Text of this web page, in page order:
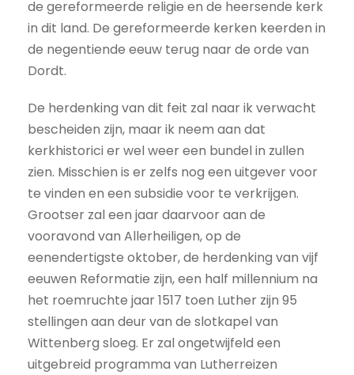
de gereformeerde religie en de heersende kerk
in dit land. De gereformeerde kerken keerden in
de negentiende eeuw terug naar de orde van
Dordt.
De herdenking van dit feit zal naar ik verwacht
bescheiden zijn, maar ik neem aan dat
kerkhistorici er wel weer een bundel in zullen
zien. Misschien is er zelfs nog een uitgever voor
te vinden en een subsidie voor te verkrijgen.
Grootser zal een jaar daarvoor aan de
vooravond van Allerheiligen, op de
eenendertigste oktober, de herdenking van vijf
eeuwen Reformatie zijn, een half millennium na
het roemruchte jaar 1517 toen Luther zijn 95
stellingen aan deur van de slotkapel van
Wittenberg sloeg. Er zal ongetwijfeld een
uitgebreid programma van Lutherreizen